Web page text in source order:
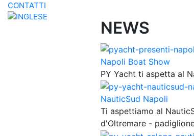
CONTATTI
NEWS
Napoli Boat Show
PY Yacht ti aspetta al
NauticSud Napoli
Ti aspettiamo al
d'Oltremare -